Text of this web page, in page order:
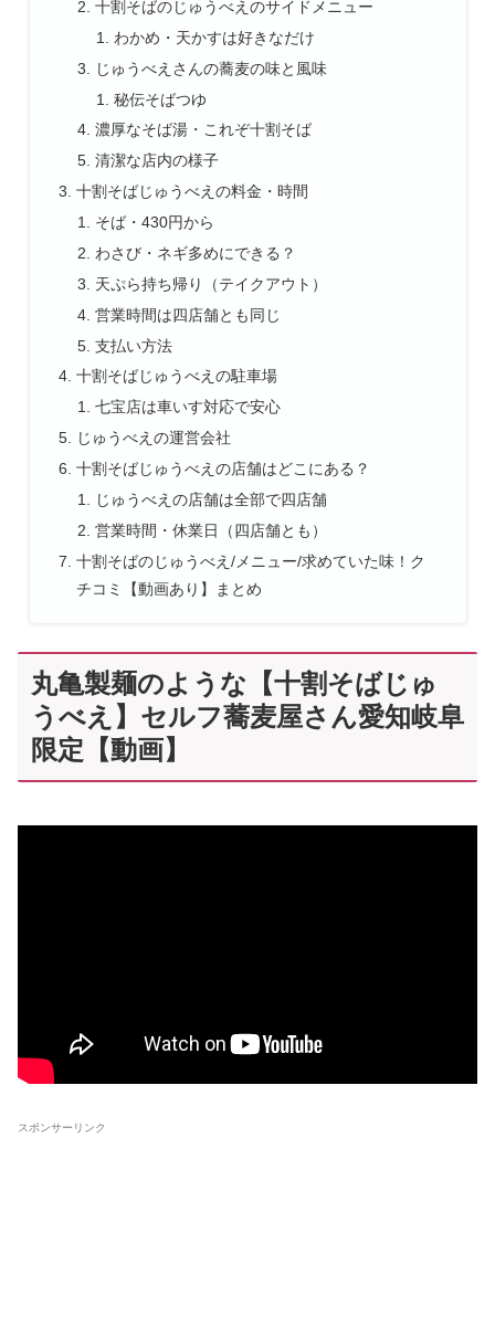
十割そばのじゅうべえのサイドメニュー
わかめ・天かすは好きなだけ
じゅうべえさんの蕎麦の味と風味
秘伝そばつゆ
濃厚なそば湯・これぞ十割そば
清潔な店内の様子
十割そばじゅうべえの料金・時間
そば・430円から
わさび・ネギ多めにできる？
天ぷら持ち帰り（テイクアウト）
営業時間は四店舗とも同じ
支払い方法
十割そばじゅうべえの駐車場
七宝店は車いす対応で安心
じゅうべえの運営会社
十割そばじゅうべえの店舗はどこにある？
じゅうべえの店舗は全部で四店舗
営業時間・休業日（四店舗とも）
十割そばのじゅうべえ/メニュー/求めていた味！ク
チコミ【動画あり】まとめ
丸亀製麺のような【十割そばじゅ
うべえ】セルフ蕎麦屋さん愛知岐阜
限定【動画】
スポンサーリンク